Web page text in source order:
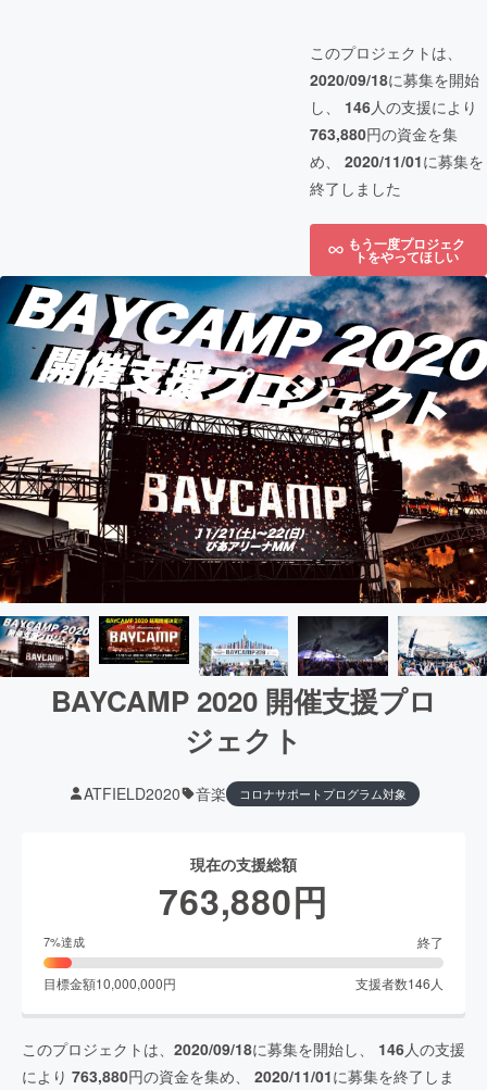
このプロジェクトは、
2020/09/18に募集を開始
し、 146人の支援により
763,880円の資金を集
め、 2020/11/01に募集を
終了しました
もう一度プロジェク
トをやってほしい
BAYCAMP 2020 開催支援プロ
ジェクト
ATFIELD2020 音楽 コロナサポートプログラム対象
現在の支援総額
763,880円
7%達成 終了
目標金額10,000,000円 支援者数146 人
このプロジェクトは、 2020/09/18に募集を開始し、 146人の支援
により 763,880円の資金を集め、 2020/11/01に募集を終了しま